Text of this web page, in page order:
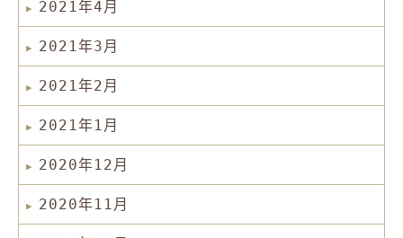
2021年4月
2021年3月
2021年2月
2021年1月
2020年12月
2020年11月